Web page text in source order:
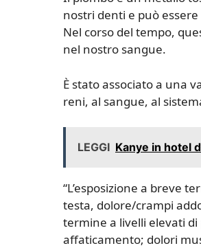
nostri denti e può
Nel corso del tempo,
nel nostro sangue.
È stato associato a una
reni, al sangue, al
LEGGI Kanye in hotel
“L’esposizione a breve
testa, dolore/crampi
termine a livelli elevati
affaticamento; dolori